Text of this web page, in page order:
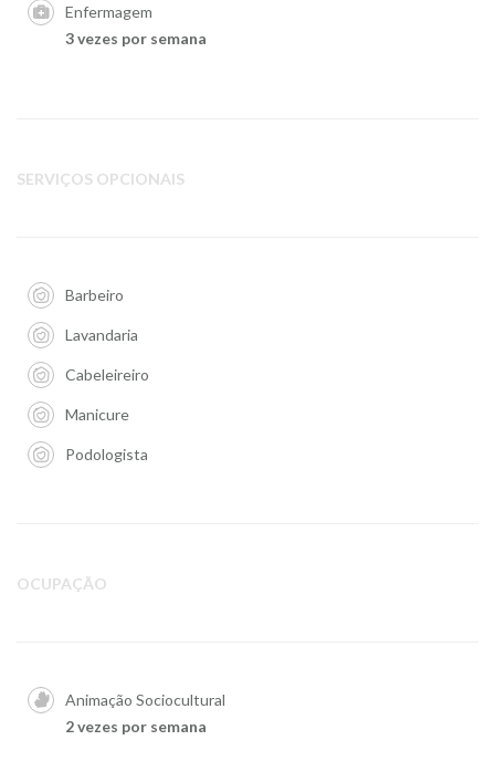
Enfermagem
3 vezes por semana
SERVIÇOS OPCIONAIS
Barbeiro
Lavandaria
Cabeleireiro
Manicure
Podologista
OCUPAÇÃO
Animação Sociocultural
2 vezes por semana